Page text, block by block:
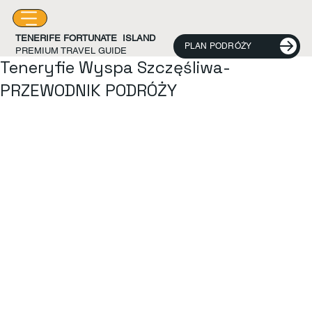
PLAN PODRÓŻY
TENERIFE FORTUNATE ISLAND
PREMIUM TRAVEL GUIDE
Teneryfie Wyspa Szczęśliwa-
PRZEWODNIK PODRÓŻY
Propietario 28 lut 2025 0 minut(y) czytania